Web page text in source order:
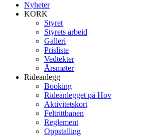
Nyheter
KORK
Styret
Styrets arbeid
Galleri
Prisliste
Vedtekter
Årsmøter
Rideanlegg
Booking
Rideanlegget på Hov
Aktivitetskort
Feltrittbanen
Reglement
Oppstalling